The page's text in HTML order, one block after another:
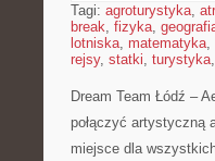
Tagi: agroturystyka,
break, fizyka,
lotniska, matematyka,
rejsy, statki, turystyka,
Dream Team Łódź –
połączyć artystyczną
miejsce dla